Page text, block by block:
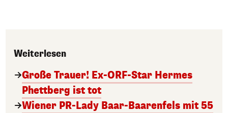
Weiterlesen
Große Trauer! Ex-ORF-Star Hermes
Phettberg ist tot
Wiener PR-Lady Baar-Baarenfels mit 55